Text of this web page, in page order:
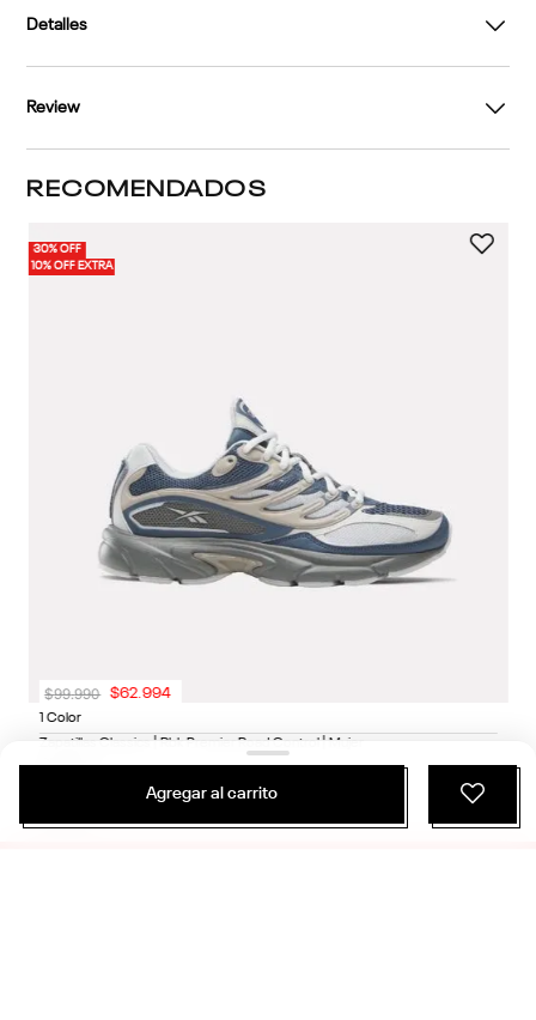
Cuidados
Detalles
Review
RECOMENDADOS
$99.990 $62.994
Agregar al carrito